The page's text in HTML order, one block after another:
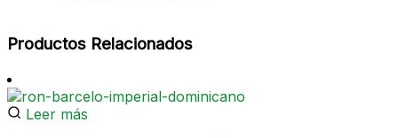
Productos Relacionados
Leer más